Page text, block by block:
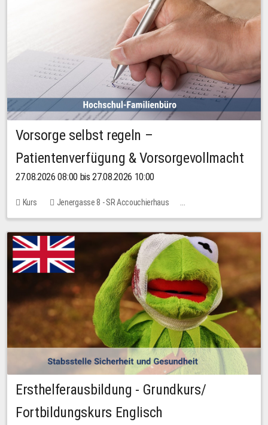
Vorsorge selbst regeln –
Patientenverfügung & Vorsorgevollmacht
27.08.2026 08:00 bis 27.08.2026 10:00
Kurs
Jenergasse 8 - SR Accouchierhaus
Keine freien Plätze
Ersthelferausbildung - Grundkurs/
Fortbildungskurs Englisch